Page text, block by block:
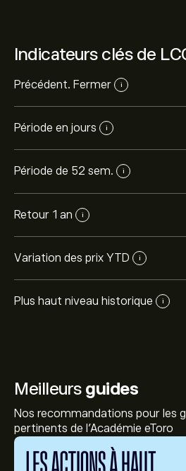
Indicateurs clés de
Précédent. Fermer i
Période en jours i
Période de 52 sem. i
Retour 1 an i
Variation des prix YTD i
Plus haut niveau historique i
Meilleurs guides
Nos recommandations pour les
pertinents de l'Académie eToro